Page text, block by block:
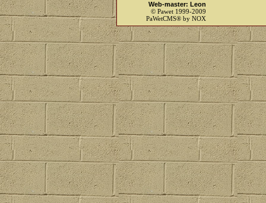
Web-master: Leon
© Pawet 1999-2009
PaWetCMS® by NOX